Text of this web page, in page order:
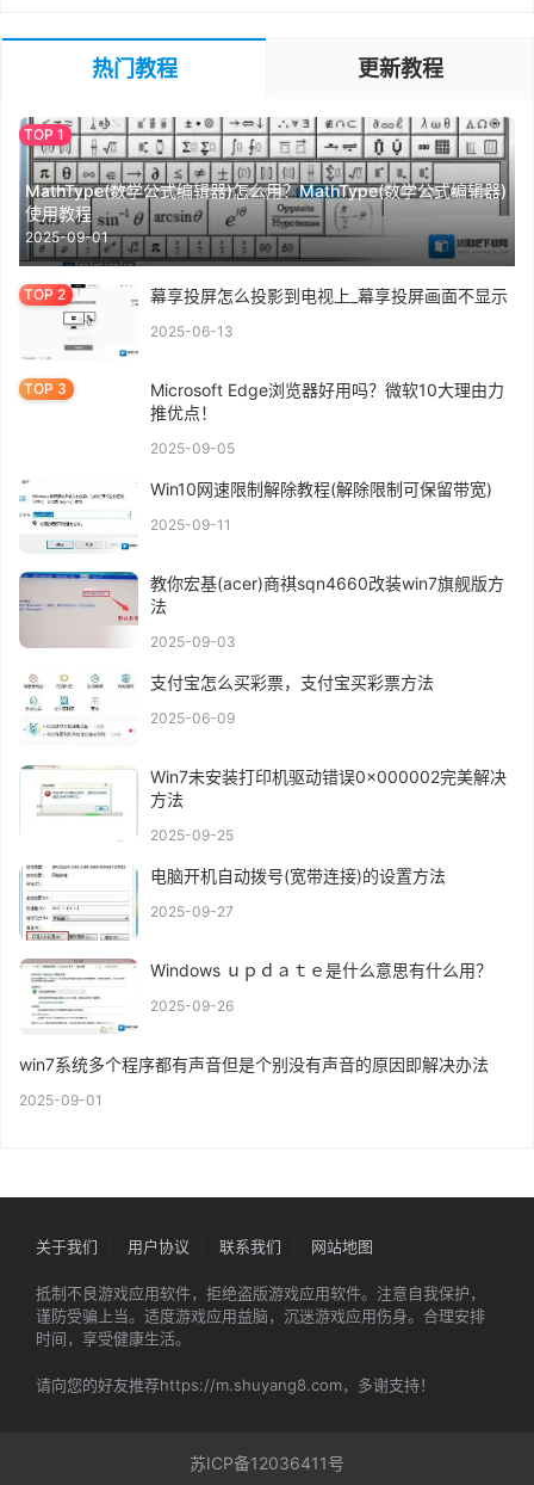
热门教程 更新教程
MathType(数学公式编辑器)怎么用？MathType(数学公式编辑器)
使用教程
2025-09-01
幕享投屏怎么投影到电视上_幕享投屏画面不显示
2025-06-13
Microsoft Edge浏览器好用吗？微软10大理由力
推优点！
2025-09-05
Win10网速限制解除教程(解除限制可保留带宽)
2025-09-11
教你宏基(acer)商祺sqn4660改装win7旗舰版方
法
2025-09-03
支付宝怎么买彩票，支付宝买彩票方法
2025-06-09
Win7未安装打印机驱动错误0x000002完美解决
方法
2025-09-25
电脑开机自动拨号(宽带连接)的设置方法
2025-09-27
Windows ｕｐｄａｔｅ是什么意思有什么用？
2025-09-26
win7系统多个程序都有声音但是个别没有声音的原因即解决办法
2025-09-01
关于我们 用户协议 联系我们 网站地图
抵制不良游戏应用软件，拒绝盗版游戏应用软件。注意自我保护，
谨防受骗上当。适度游戏应用益脑，沉迷游戏应用伤身。合理安排
时间，享受健康生活。
请向您的好友推荐https://m.shuyang8.com，多谢支持！
苏ICP备12036411号